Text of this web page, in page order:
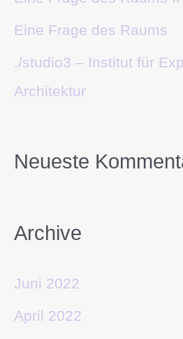
Eine Frage des Raums
./studio3 – Institut für
Architektur
Neueste
Archive
Juni 2022
April 2022